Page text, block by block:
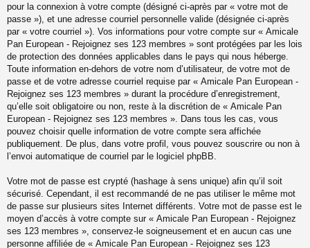
pour la connexion à votre compte (désigné ci-après par « votre mot de
passe »), et une adresse courriel personnelle valide (désignée ci-après
par « votre courriel »). Vos informations pour votre compte sur « Amicale
Pan European - Rejoignez ses 123 membres » sont protégées par les lois
de protection des données applicables dans le pays qui nous héberge.
Toute information en-dehors de votre nom d’utilisateur, de votre mot de
passe et de votre adresse courriel requise par « Amicale Pan European -
Rejoignez ses 123 membres » durant la procédure d’enregistrement,
qu’elle soit obligatoire ou non, reste à la discrétion de « Amicale Pan
European - Rejoignez ses 123 membres ». Dans tous les cas, vous
pouvez choisir quelle information de votre compte sera affichée
publiquement. De plus, dans votre profil, vous pouvez souscrire ou non à
l’envoi automatique de courriel par le logiciel phpBB.
Votre mot de passe est crypté (hashage à sens unique) afin qu’il soit
sécurisé. Cependant, il est recommandé de ne pas utiliser le même mot
de passe sur plusieurs sites Internet différents. Votre mot de passe est le
moyen d’accès à votre compte sur « Amicale Pan European - Rejoignez
ses 123 membres », conservez-le soigneusement et en aucun cas une
personne affiliée de « Amicale Pan European - Rejoignez ses 123